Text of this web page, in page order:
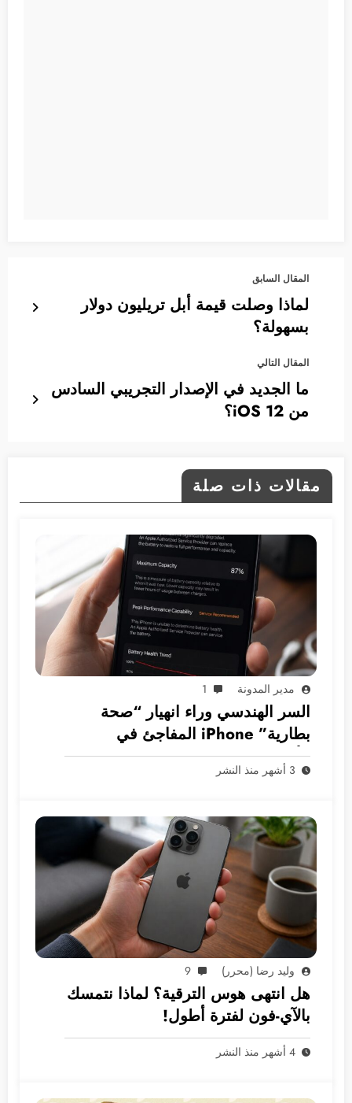
المقال السابق
لماذا وصلت قيمة أبل تريليون دولار
بسهولة؟
المقال التالي
ما الجديد في الإصدار التجريبي السادس
من iOS 12؟
مقالات ذات صلة
مدير المدونة 1
السر الهندسي وراء انهيار “صحة
بطارية” iPhone المفاجئ في
الأسواق العربية
3 أشهر منذ النشر
وليد رضا (محرر) 9
هل انتهى هوس الترقية؟ لماذا نتمسك
بالآي-فون لفترة أطول!
4 أشهر منذ النشر